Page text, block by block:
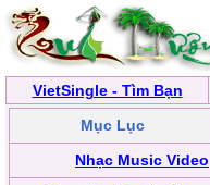
VietSingle - Tìm Bạn
Mục Lục
Nhạc Music Video